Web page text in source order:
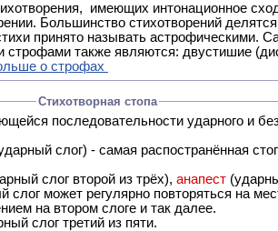
общую систему рифм, и
поэзии -
также являются: двустишие
о строфах
Стихотворная стопа
последовательности ударного и
слог) - самая распостранённая
слог второй из трёх), анапест
слог может регулярно повторяться на
на втором слоге и так далее.
слог третий из пяти.